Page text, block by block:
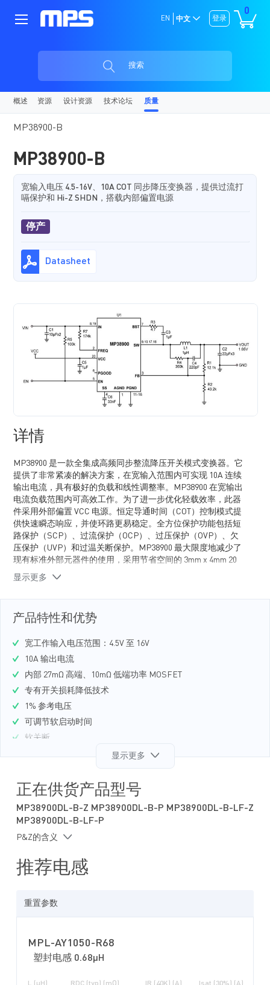
0
登录
EN 中文
搜索
概述 资源 设计资源 技术论坛 质量
MP38900-B
MP38900-B
宽输入电压 4.5-16V、10A COT 同步降压变换器，提供过流打
嗝保护和 Hi-Z SHDN，搭载内部偏置电源
停产
Datasheet
详情
MP38900 是一款全集成高频同步整流降压开关模式变换器。它
提供了非常紧凑的解决方案，在宽输入范围内可实现 10A 连续
输出电流，具有极好的负载和线性调整率。MP38900 在宽输出
电流负载范围内可高效工作。为了进一步优化轻载效率，此器
件采用外部偏置 VCC 电源。恒定导通时间（COT）控制模式提
供快速瞬态响应，并使环路更易稳定。全方位保护功能包括短
路保护（SCP）、过流保护（OCP）、过压保护（OVP）、欠
压保护（UVP）和过温关断保护。MP38900 最大限度地减少了
现有标准外部元器件的使用，采用节省空间的 3mm x 4mm 20
引脚 QFN 封装。
显示更多
产品特性和优势
宽工作输入电压范围：4.5V 至 16V
10A 输出电流
内部 27mΩ 高端、10mΩ 低端功率 MOSFET
专有开关损耗降低技术
1% 参考电压
可调节软启动时间
软关断
短路保护（SCP）、过流保护（OCP）、过压保护（OVP）、
欠压保护（UVP）和过温关断保护
输出电压可调范围：0.8V 至 13V
采用 20 引脚 3x4mm QFN 封装
显示更多
正在供货产品型号
MP38900DL-B-Z MP38900DL-B-P MP38900DL-B-LF-Z
MP38900DL-B-LF-P
P&Z的含义
推荐电感
重置参数
MPL-AY1050-R68
塑封电感 0.68µH